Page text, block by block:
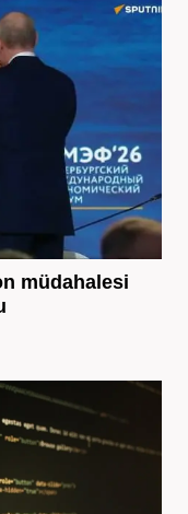
müdahalesi